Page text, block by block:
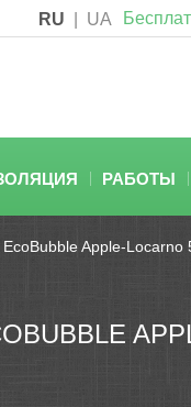
RU UA
РАБОТЫ
EcoBubble Apple-